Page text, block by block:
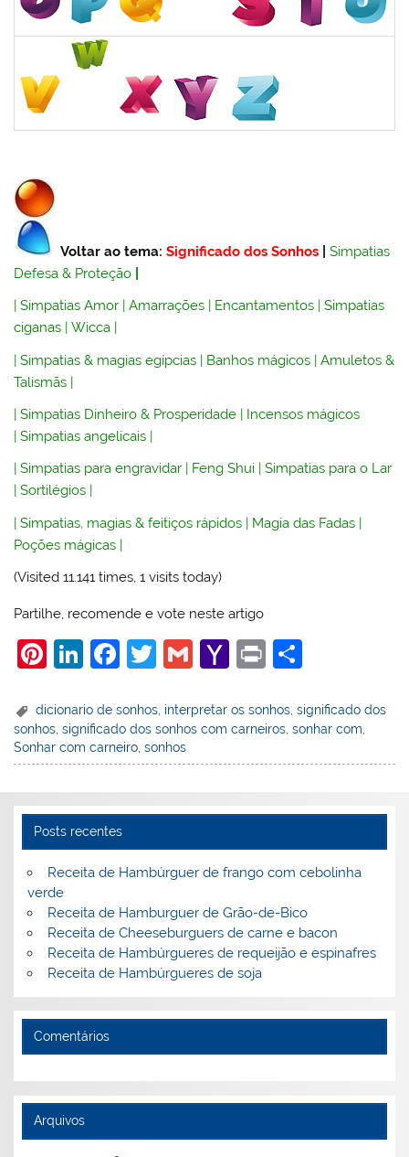
Voltar ao tema:Significado dos Sonhos
Simpatias
Defesa & Proteção
|Simpatias Amor |Amarrações | Encantamentos |Simpatias
ciganas |Wicca |
|Simpatias & magias egípcias | Banhos mágicos |Amuletos &
Talismãs |
|Simpatias Dinheiro & Prosperidade | Incensos mágicos
|Simpatias angelicais |
|Simpatias para engravidar Feng Shui |Simpatias para o Lar
|Sortilégios
|Simpatias, magias & feitiços rápidos | Magia das Fadas |
Poções mágicas |
(Visited 11.141 times, 1 visits today)
Partilhe, recomende e vote neste artigo
Pi
er
e
st
Li
k
e
dI
F
c
e
b
o
k
T
itt
er
G
ai
l
Y
h
o
o
l
Pr
t
ar
e
dicionario de sonhos interpretar os sonhos ,significado dos
sonhos,significado dos sonhos com carneiros,sonhar com,
Sonhar com carneiro,sonhos
Posts recentes
Receita de Hambúrguer de frango com cebolinha
verde
Receita de Hamburguer de Grão-de-Bico
Receita de Cheeseburguers de carne e bacon
Receita de Hambúrgueres de requeijão e espinafres
Receita de Hambúrgueres de soja
Comentários
Arquivos